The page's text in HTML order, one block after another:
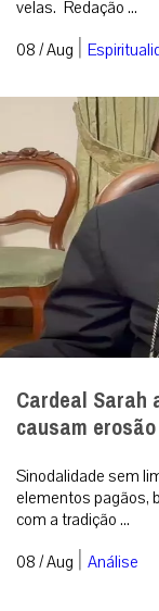
velas. Redação ...
08 / Aug |
Cardeal
causam
Sinodalidade sem
elementos pagãos,
com a tradição ...
08 / Aug | Análise